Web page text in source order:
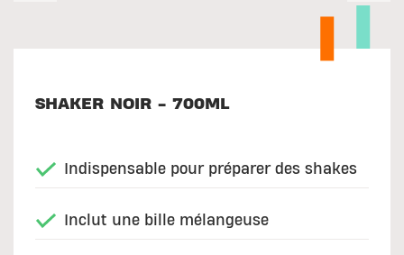
SHAKER NOIR - 700ML
Indispensable pour préparer des shakes
Inclut une bille mélangeuse